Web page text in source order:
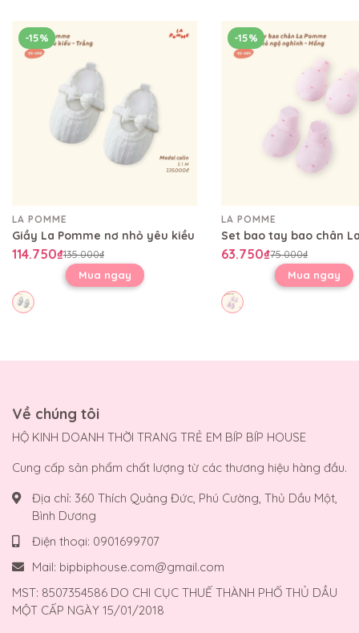
-15%
LA POMME
Giầy La Pomme nơ nhỏ yêu kiều
114.750₫135.000₫
Mua ngay
-15%
LA POMME
63.750₫75.000₫
Mua ngay
Về chúng tôi
HỘ KINH DOANH THỜI TRANG TRẺ EM BÍP BÍP HOUSE
Cung cấp sản phẩm chất lượng từ các thương hiệu hàng đầu.
Địa chỉ: 360 Thích Quảng Đức, Phú Cường, Thủ Dầu Một,
Bình Dương
Điện thoại: 0901699707
Mail: bipbiphouse.com@gmail.com
MST: 8507354586 DO CHI CỤC THUẾ THÀNH PHỐ THỦ DẦU
MỘT CẤP NGÀY 15/01/2018